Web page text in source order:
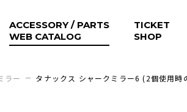
ACCESSORY / PARTS
WEB CATALOG
TICKET
SHOP
ラー タナックス シャークミラー6 (2個使用時